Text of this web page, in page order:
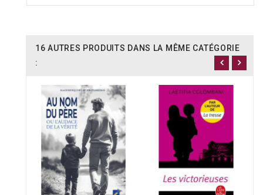
16 AUTRES PRODUITS DANS LA MÊME CATÉGORIE
: